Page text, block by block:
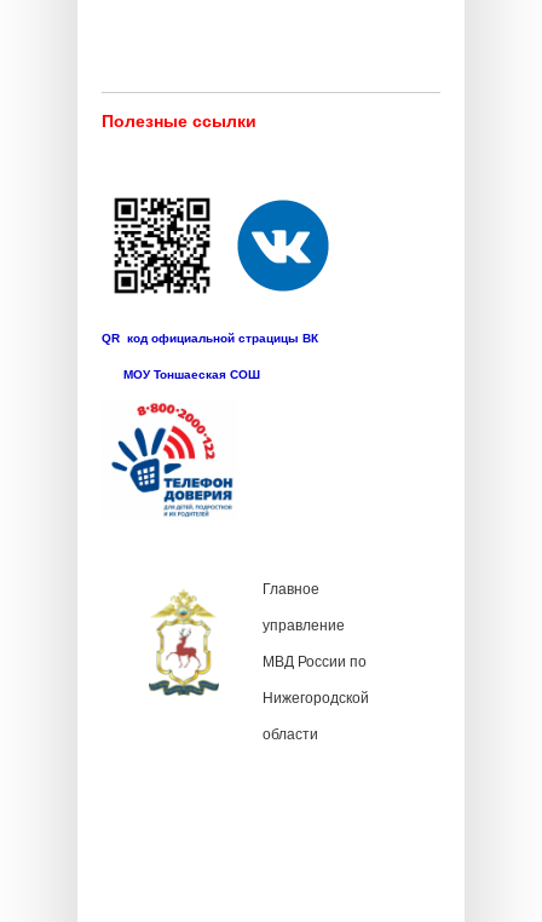
Полезные ссылки
QR код официальной страцицы ВК
МОУ Тоншаеская СОШ
Главное
управление
МВД России по
Нижегородской
области